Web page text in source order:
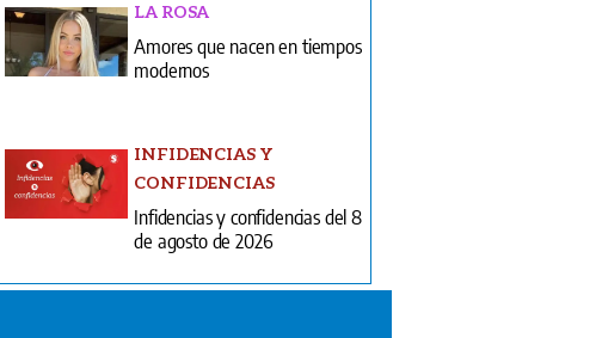
LA ROSA
Amores que nacen en tiempos
modernos
INFIDENCIAS Y
CONFIDENCIAS
Infidencias y confidencias del 8
de agosto de 2026